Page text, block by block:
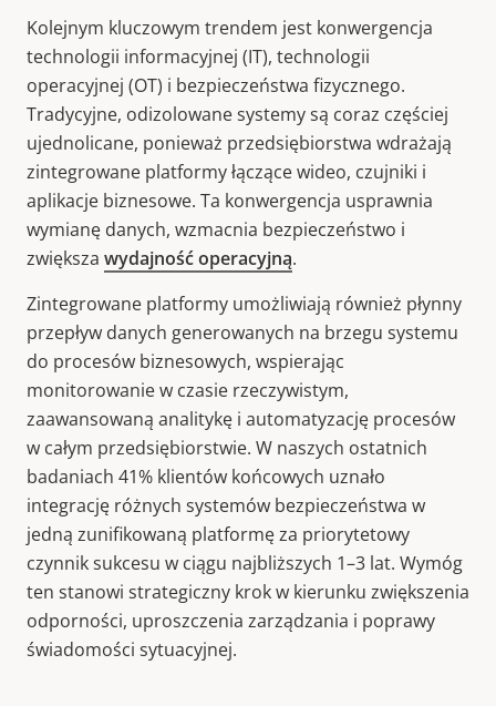
Kolejnym kluczowym trendem jest konwergencja
technologii informacyjnej (IT), technologii
operacyjnej (OT) i bezpieczeństwa fizycznego.
Tradycyjne, odizolowane systemy są coraz częściej
ujednolicane, ponieważ przedsiębiorstwa wdrażają
zintegrowane platformy łączące wideo, czujniki i
aplikacje biznesowe. Ta konwergencja usprawnia
wymianę danych, wzmacnia bezpieczeństwo i
zwiększa wydajność operacyjną.
Zintegrowane platformy umożliwiają również płynny
przepływ danych generowanych na brzegu systemu
do procesów biznesowych, wspierając
monitorowanie w czasie rzeczywistym,
zaawansowaną analitykę i automatyzację procesów
w całym przedsiębiorstwie. W naszych ostatnich
badaniach 41% klientów końcowych uznało
integrację różnych systemów bezpieczeństwa w
jedną zunifikowaną platformę za priorytetowy
czynnik sukcesu w ciągu najbliższych 1–3 lat. Wymóg
ten stanowi strategiczny krok w kierunku zwiększenia
odporności, uproszczenia zarządzania i poprawy
świadomości sytuacyjnej.